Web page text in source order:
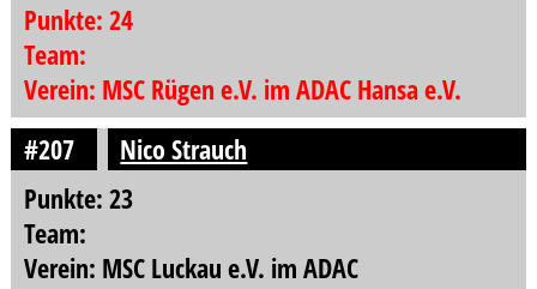
Punkte: 24
Team:
Verein: MSC Rügen e.V. im ADAC Hansa e.V.
#207
Nico Strauch
Punkte: 23
Team:
Verein: MSC Luckau e.V. im ADAC